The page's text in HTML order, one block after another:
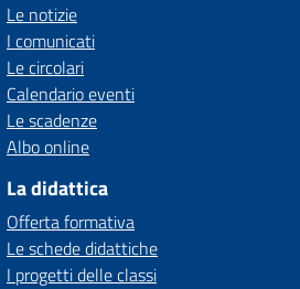
Le notizie
I comunicati
Le circolari
Calendario eventi
Le scadenze
Albo online
La didattica
Offerta formativa
Le schede didattiche
I progetti delle classi